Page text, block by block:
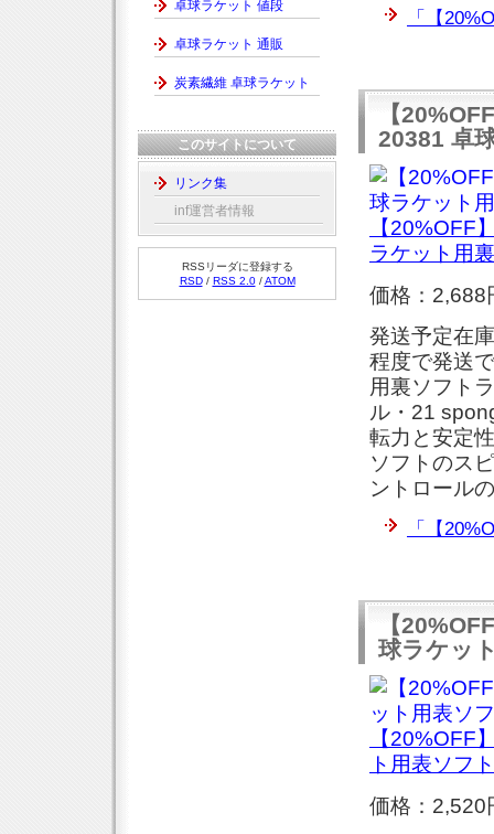
「【
【
20381 卓
【20%OFF
ラケット用
価格：2,688
発送予定在
程度で発送
用裏ソフト
ル・21
転力と安定
ソフトのス
ントロール
「【
【
球ラケッ
【20%OFF
ト用表ソフ
価格：2,520
卓球ラケット 値段
卓球ラケット 通販
炭素繊維 卓球ラケット
このサイトについて
リンク集
inf運営者情報
RSSリーダに登録する
RSD/ RSS 2.0/ATOM